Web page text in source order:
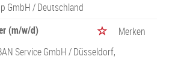
GmbH/ Deutschland
(m/w/d)
Merken
Service GmbH/ Düsseldorf,